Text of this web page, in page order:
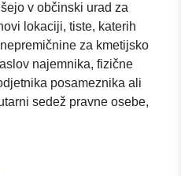
v občinski urad za
lokaciji, tiste, katerih
za kmetijsko
najemnika, fizične
posameznika ali
sedež pravne osebe,